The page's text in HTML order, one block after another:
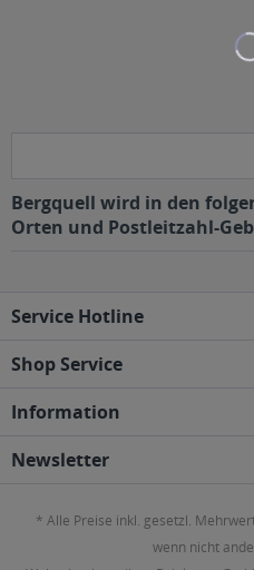
Bergquell wird in den
Orten und Postleitzahl-
Service Hotline
Shop Service
Information
Newsletter
* Alle Preise inkl. gesetzl.
wenn nicht